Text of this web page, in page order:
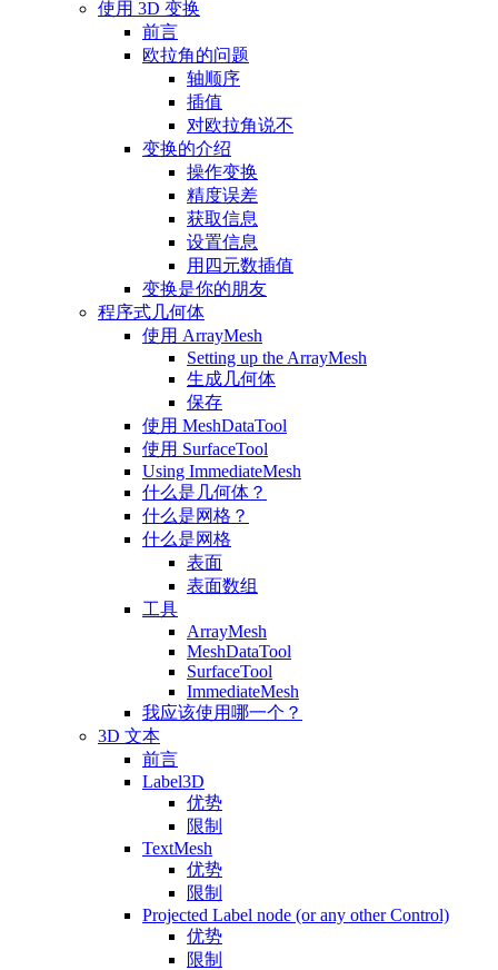
使用 3D 变换
前言
欧拉角的问题
轴顺序
插值
对欧拉角说不
变换的介绍
操作变换
精度误差
获取信息
设置信息
用四元数插值
变换是你的朋友
程序式几何体
使用 ArrayMesh
Setting up the ArrayMesh
生成几何体
保存
使用 MeshDataTool
使用 SurfaceTool
Using ImmediateMesh
什么是几何体？
什么是网格？
什么是网格
表面
表面数组
工具
ArrayMesh
MeshDataTool
SurfaceTool
ImmediateMesh
我应该使用哪一个？
3D 文本
前言
Label3D
优势
限制
TextMesh
优势
限制
Projected Label node (or any other Control)
优势
限制